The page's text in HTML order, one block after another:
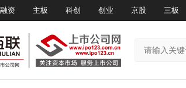
融资 主板 科创 创业 京股 三板